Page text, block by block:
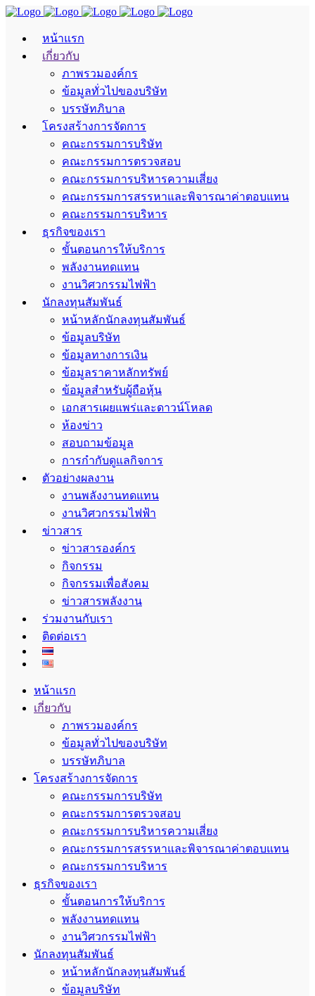
หน้าแรก
เกี่ยวกับ
ภาพรวมองค์กร
ข้อมูลทั่วไปของบริษัท
บรรษัทภิบาล
โครงสร้างการจัดการ
คณะกรรมการบริษัท
คณะกรรมการตรวจสอบ
คณะกรรมการบริหารความเสี่ยง
คณะกรรมการสรรหาและพิจารณาค่าตอบแทน
คณะกรรมการบริหาร
ธุรกิจของเรา
ขั้นตอนการให้บริการ
พลังงานทดแทน
งานวิศวกรรมไฟฟ้า
นักลงทุนสัมพันธ์
หน้าหลักนักลงทุนสัมพันธ์
ข้อมูลบริษัท
ข้อมูลทางการเงิน
ข้อมูลราคาหลักทรัพย์
ข้อมูลสำหรับผู้ถือหุ้น
เอกสารเผยแพร่และดาวน์โหลด
ห้องข่าว
สอบถามข้อมูล
การกำกับดูแลกิจการ
ตัวอย่างผลงาน
งานพลังงานทดแทน
งานวิศวกรรมไฟฟ้า
ข่าวสาร
ข่าวสารองค์กร
กิจกรรม
กิจกรรมเพื่อสังคม
ข่าวสารพลังงาน
ร่วมงานกับเรา
ติดต่อเรา
หน้าแรก
เกี่ยวกับ
ภาพรวมองค์กร
ข้อมูลทั่วไปของบริษัท
บรรษัทภิบาล
โครงสร้างการจัดการ
คณะกรรมการบริษัท
คณะกรรมการตรวจสอบ
คณะกรรมการบริหารความเสี่ยง
คณะกรรมการสรรหาและพิจารณาค่าตอบแทน
คณะกรรมการบริหาร
ธุรกิจของเรา
ขั้นตอนการให้บริการ
พลังงานทดแทน
งานวิศวกรรมไฟฟ้า
นักลงทุนสัมพันธ์
หน้าหลักนักลงทุนสัมพันธ์
ข้อมูลบริษัท